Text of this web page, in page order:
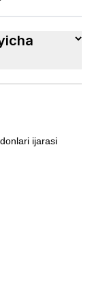
ijarasi